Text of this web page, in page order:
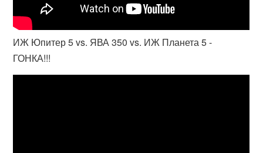
ИЖ Юпитер 5 vs. ЯВА 350 vs. ИЖ Планета 5 -
ГОНКА!!!